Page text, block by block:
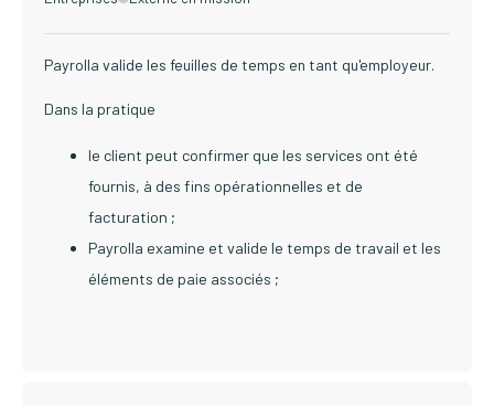
Payrolla valide les feuilles de temps en tant qu'employeur.
Dans la pratique
le client peut confirmer que les services ont été
fournis, à des fins opérationnelles et de
facturation ;
Payrolla examine et valide le temps de travail et les
éléments de paie associés ;